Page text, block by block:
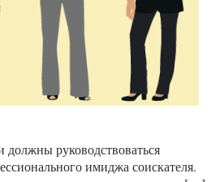
руководствоваться
имиджа соискателя.